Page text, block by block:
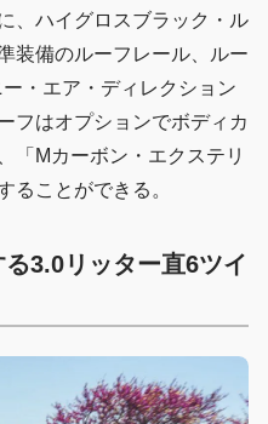
、ハイグロスブラック・ル
装備のルーフレール、ルー
・エア・ディレクション
フはオプションでボディカ
「Mカーボン・エクステリ
ることができる。
3.0リッター直6ツイ